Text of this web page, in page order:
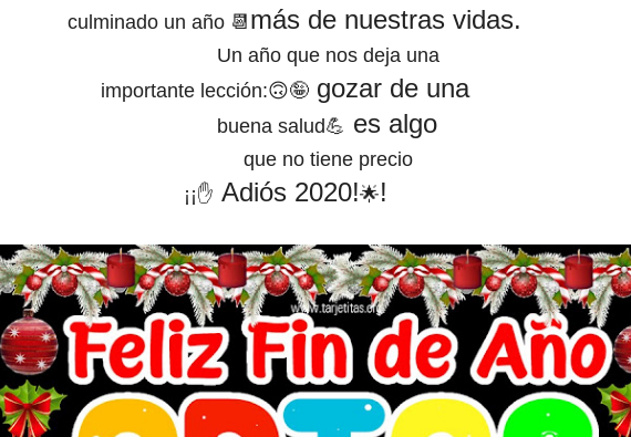
culminado un año 📆 más de nuestras vidas.
Un año que nos deja una
importante lección:🙃🤪 gozar de una
buena salud💪 es algo
que no tiene precio
¡¡✋ Adiós 2020!🌟!